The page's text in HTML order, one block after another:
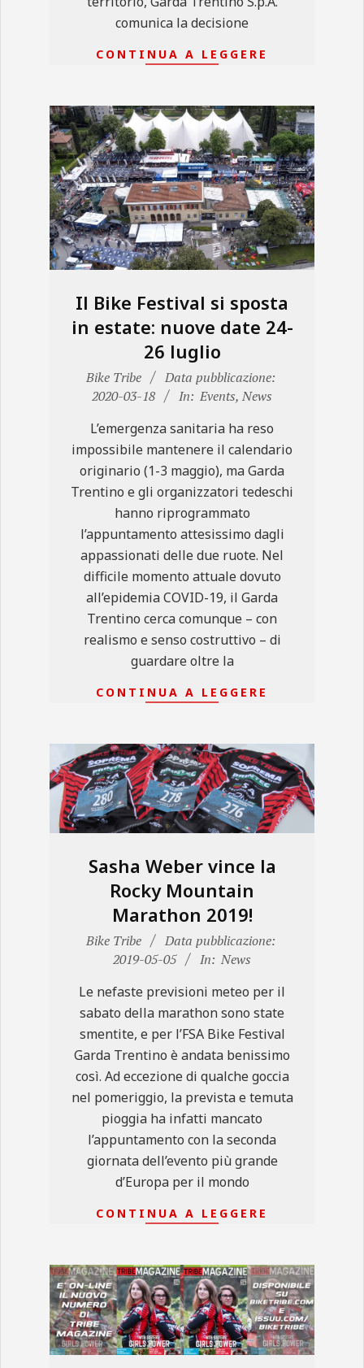
comunica la decisione
CONTINUA A LEGGERE
Il Bike Festival si sposta
in estate: nuove date 24-
26 luglio
2020-
Bike Tribe
Data pubblicazione:
2020-03-18
In: Events, News
L’emergenza sanitaria ha reso
impossibile mantenere il calendario
originario (1-3 maggio), ma Garda
Trentino e gli organizzatori tedeschi
hanno riprogrammato
l’appuntamento attesissimo dagli
appassionati delle due ruote. Nel
difficile momento attuale dovuto
all’epidemia COVID-19, il Garda
Trentino cerca comunque – con
realismo e senso costruttivo – di
guardare oltre la
CONTINUA A LEGGERE
Sasha Weber vince la
Rocky Mountain
Marathon 2019!
2019-
Bike Tribe
Data pubblicazione:
2019-05-05
In: News
Le nefaste previsioni meteo per il
sabato della marathon sono state
smentite, e per l’FSA Bike Festival
Garda Trentino è andata benissimo
così. Ad eccezione di qualche goccia
nel pomeriggio, la prevista e temuta
pioggia ha infatti mancato
l’appuntamento con la seconda
giornata dell’evento più grande
d’Europa per il mondo
CONTINUA A LEGGERE